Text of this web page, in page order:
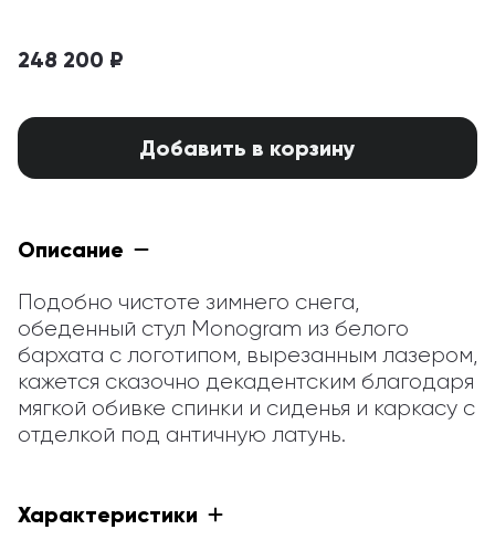
248 200 ₽
Добавить в корзину
Описание
Подобно чистоте зимнего снега,
обеденный стул Monogram из белого
бархата с логотипом, вырезанным лазером,
кажется сказочно декадентским благодаря
мягкой обивке спинки и сиденья и каркасу с
отделкой под античную латунь.
Характеристики